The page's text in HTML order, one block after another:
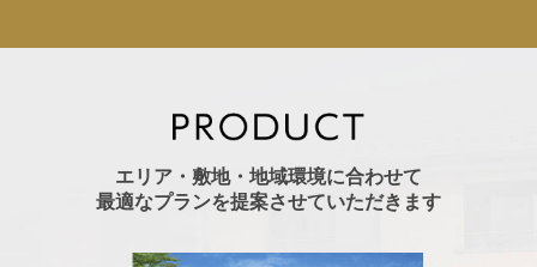
エリア・敷地・地域環境に合わせて
最適なプランを提案させていただきます